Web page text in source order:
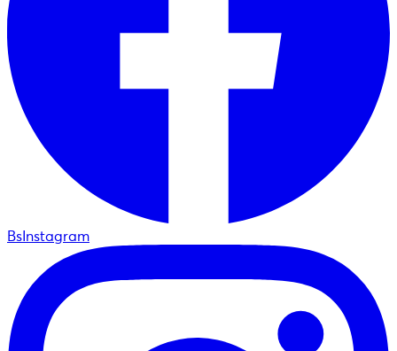
BsInstagram